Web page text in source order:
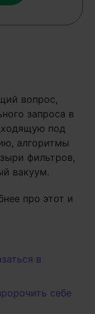
вопрос,
запроса в
под
алгоритмы
фильтров,
вакуум.
про этот и
в
себе